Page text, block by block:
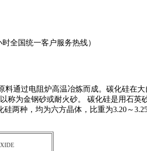
时全国统一客户服务热线）
过电阻炉高温冶炼而成。碳化硅在大
为金钢砂或耐火砂。 碳化硅是用石
种，均为六方晶体，比重为3.20～3.25